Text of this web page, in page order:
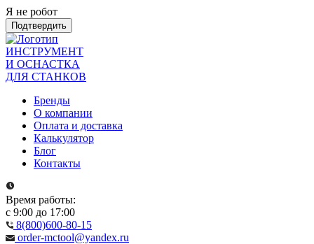
Я не робот
Подтвердить
ИНСТРУМЕНТ
И ОСНАСТКА
ДЛЯ СТАНКОВ
Бренды
О компании
Оплата и доставка
Калькулятор
Блог
Контакты
Время работы:
с 9:00 до 17:00
8(800)600-80-15
order-mctool@yandex.ru